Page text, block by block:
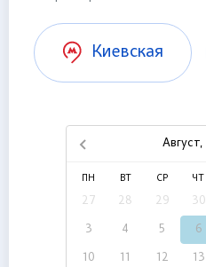
Киевская
Август,
ПН ВТ СР ЧТ
27 28 29 30
3 4 5 6
10 11 12 13